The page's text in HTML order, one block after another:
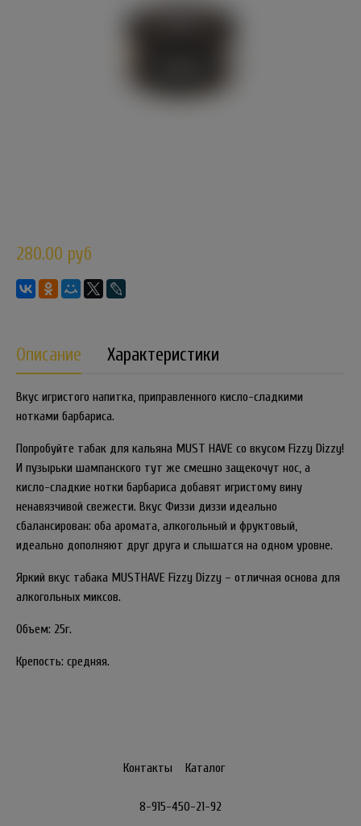
280.00 руб
Описание Характеристики
Вкус игристого напитка, приправленного кисло-сладкими
нотками барбариса.
Попробуйте табак для кальяна MUST HAVE со вкусом Fizzy Dizzy!
И пузырьки шампанского тут же смешно защекочут нос, а
кисло-сладкие нотки барбариса добавят игристому вину
ненавязчивой свежести. Вкус Физзи диззи идеально
сбалансирован: оба аромата, алкогольный и фруктовый,
идеально дополняют друг друга и слышатся на одном уровне.
Яркий вкус табака MUSTHAVE Fizzy Dizzy – отличная основа для
алкогольных миксов.
Объем: 25г.
Крепость: средняя.
Контакты Каталог
8-915-450-21-92